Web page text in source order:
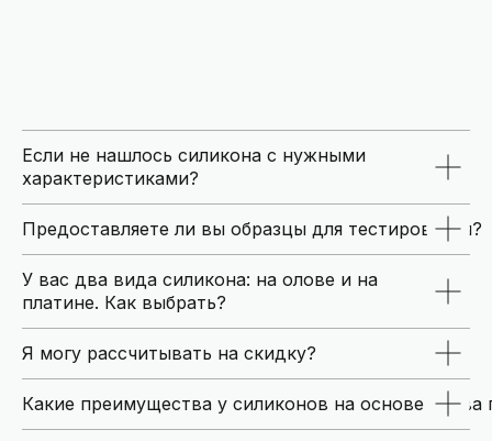
Если не нашлось силикона с нужными
характеристиками?
Предоставляете ли вы образцы для тестирования?
У вас два вида силикона: на олове и на
платине. Как выбрать?
Я могу рассчитывать на скидку?
Какие преимущества у силиконов на основе